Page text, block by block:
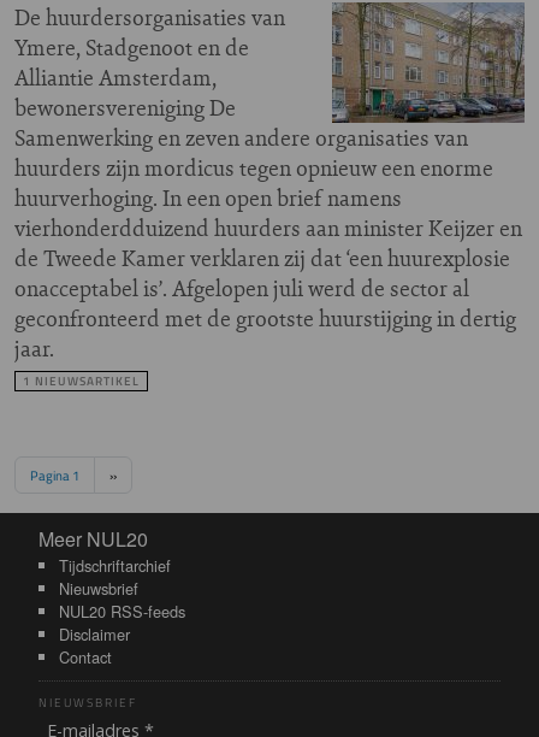
De huurdersorganisaties van
Ymere, Stadgenoot en de
Alliantie Amsterdam,
bewonersvereniging De
Samenwerking en zeven andere organisaties van
huurders zijn mordicus tegen opnieuw een enorme
huurverhoging. In een open brief namens
vierhonderdduizend huurders aan minister Keijzer en
de Tweede Kamer verklaren zij dat ‘een huurexplosie
onacceptabel is’. Afgelopen juli werd de sector al
geconfronteerd met de grootste huurstijging in dertig
jaar.
1 NIEUWSARTIKEL
Paginering
Pagina 1 Volgende pagina
››
Meer NUL20
Meer NUL20
Tijdschriftarchief
Nieuwsbrief
NUL20 RSS-feeds
Disclaimer
Contact
NIEUWSBRIEF
E-mailadres *